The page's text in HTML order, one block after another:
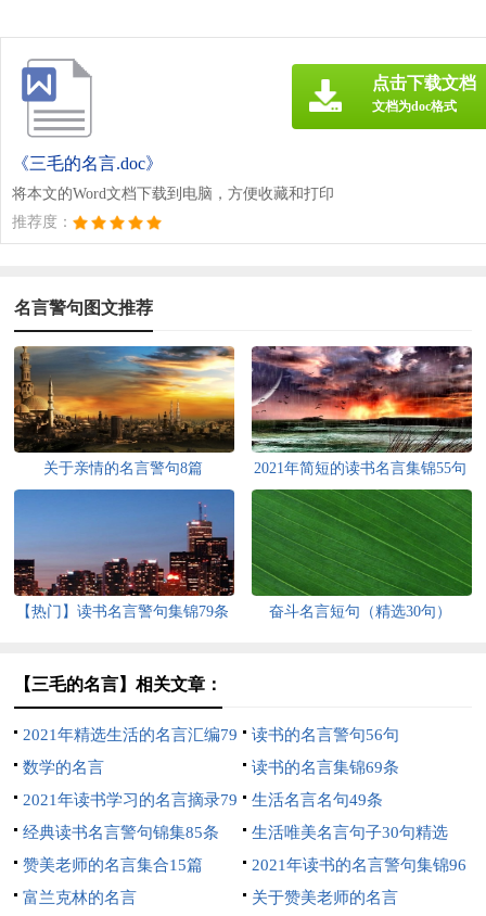
《三毛的名言.doc》
将本文的Word文档下载到电脑，方便收藏和打印
推荐度：
点击下载文档
文档为doc格式
名言警句图文推荐
关于亲情的名言警句8篇 2021年简短的读书名言集锦55句
【热门】读书名言警句集锦79条 奋斗名言短句（精选30句）
【三毛的名言】相关文章：
2021年精选生活的名言汇编79
句
读书的名言警句56句
数学的名言
读书的名言集锦69条
2021年读书学习的名言摘录79
句
生活名言名句49条
经典读书名言警句锦集85条
生活唯美名言句子30句精选
赞美老师的名言集合15篇
2021年读书的名言警句集锦96
句
富兰克林的名言 关于赞美老师的名言